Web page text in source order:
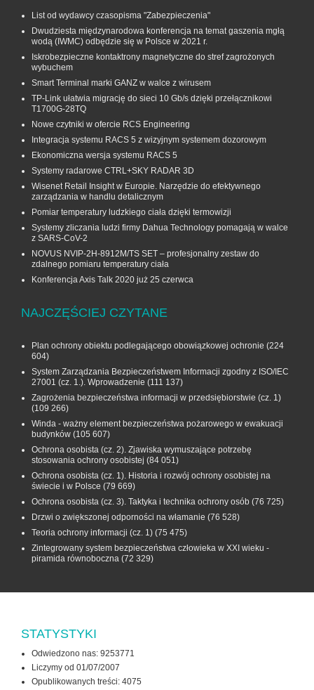
List od wydawcy czasopisma "Zabezpieczenia"
Dwudziesta międzynarodowa konferencja na temat gaszenia mgłą
wodą (IWMC) odbędzie się w Polsce w 2021 r.
Iskrobezpieczne kontaktrony magnetyczne do stref zagrożonych
wybuchem
Smart Terminal marki GANZ w walce z wirusem
TP-Link ułatwia migrację do sieci 10 Gb/s dzięki przełącznikowi
T1700G‑28TQ
Nowe czytniki w ofercie RCS Engineering
Integracja systemu RACS 5 z wizyjnym systemem dozorowym
Ekonomiczna wersja systemu RACS 5
Systemy radarowe CTRL+SKY RADAR 3D
Wisenet Retail Insight w Europie. Narzędzie do efektywnego
zarządzania w handlu detalicznym
Pomiar temperatury ludzkiego ciała dzięki termowizji
Systemy zliczania ludzi firmy Dahua Technology pomagają w walce
z SARS-CoV-2
NOVUS NVIP-2H-8912M/TS SET – profesjonalny zestaw do
zdalnego pomiaru temperatury ciała
Konferencja Axis Talk 2020 już 25 czerwca
NAJCZĘŚCIEJ CZYTANE
Plan ochrony obiektu podlegającego obowiązkowej ochronie (224
604)
System Zarządzania Bezpieczeństwem Informacji zgodny z ISO/IEC
27001 (cz. 1.). Wprowadzenie (111 137)
Zagrożenia bezpieczeństwa informacji w przedsiębiorstwie (cz. 1)
(109 266)
Winda - ważny element bezpieczeństwa pożarowego w ewakuacji
budynków (105 607)
Ochrona osobista (cz. 2). Zjawiska wymuszające potrzebę
stosowania ochrony osobistej (84 051)
Ochrona osobista (cz. 1). Historia i rozwój ochrony osobistej na
świecie i w Polsce (79 669)
Ochrona osobista (cz. 3). Taktyka i technika ochrony osób (76 725)
Drzwi o zwiększonej odporności na włamanie (76 528)
Teoria ochrony informacji (cz. 1) (75 475)
Zintegrowany system bezpieczeństwa człowieka w XXI wieku -
piramida równoboczna (72 329)
STATYSTYKI
Odwiedzono nas: 9253771
Liczymy od 01/07/2007
Opublikowanych treści: 4075